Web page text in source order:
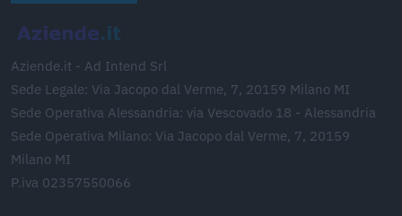
Aziende.it - Ad Intend Srl
Sede Legale: Via Jacopo dal Verme, 7, 20159 Milano MI
Sede Operativa Alessandria: via Vescovado 18 - Alessandria
Sede Operativa Milano: Via Jacopo dal Verme, 7, 20159
Milano MI
P.iva 02357550066